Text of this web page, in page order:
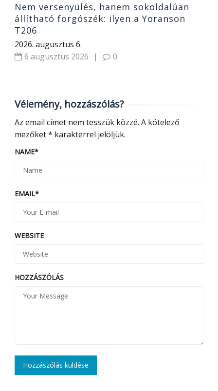
Nem versenyülés, hanem sokoldalúan
állítható forgószék: ilyen a Yoranson
T206
2026. augusztus 6.
6 augusztus 2026
| 0
Vélemény, hozzászólás?
Az email címet nem tesszük közzé. A kötelező
mezőket* karakterrel jelöljük.
NAME*
EMAIL*
WEBSITE
HOZZÁSZÓLÁS